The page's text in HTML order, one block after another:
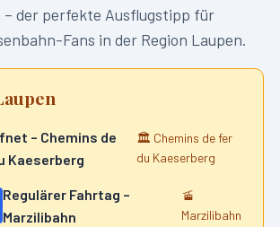
– der perfekte Ausflugstipp für
Fans in der Region Laupen.
– Chemins de
Kaeserberg
🏛️ Chemins de fer
du Kaeserberg
Regulärer Fahrtag –
Marzilibahn
🚡
Marzilibahn